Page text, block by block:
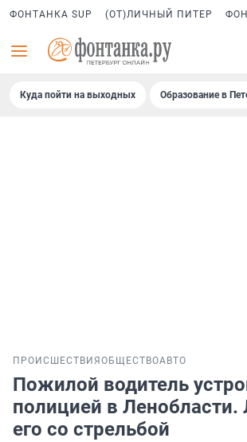
ФОНТАНКА SUP (ОТ)ЛИЧНЫЙ ПИТЕР
Куда пойти на выходных Образование в
ПРОИСШЕСТВИЯ ОБЩЕСТВОАВТО
Пожилой водитель
полицией в Ленобласти.
его со стрельбой